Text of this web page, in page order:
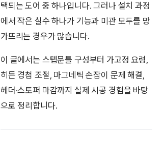
택되는 도어 중 하나입니다. 그러나 설치 과정
에서 작은 실수 하나가 기능과 미관 모두를 망
가뜨리는 경우가 많습니다.
이 글에서는 스텝문틀 구성부터 가고정 요령,
히든 경첩 조절, 마그네틱 손잡이 문제 해결,
헤더·스토퍼 마감까지 실제 시공 경험을 바탕
으로 정리합니다.